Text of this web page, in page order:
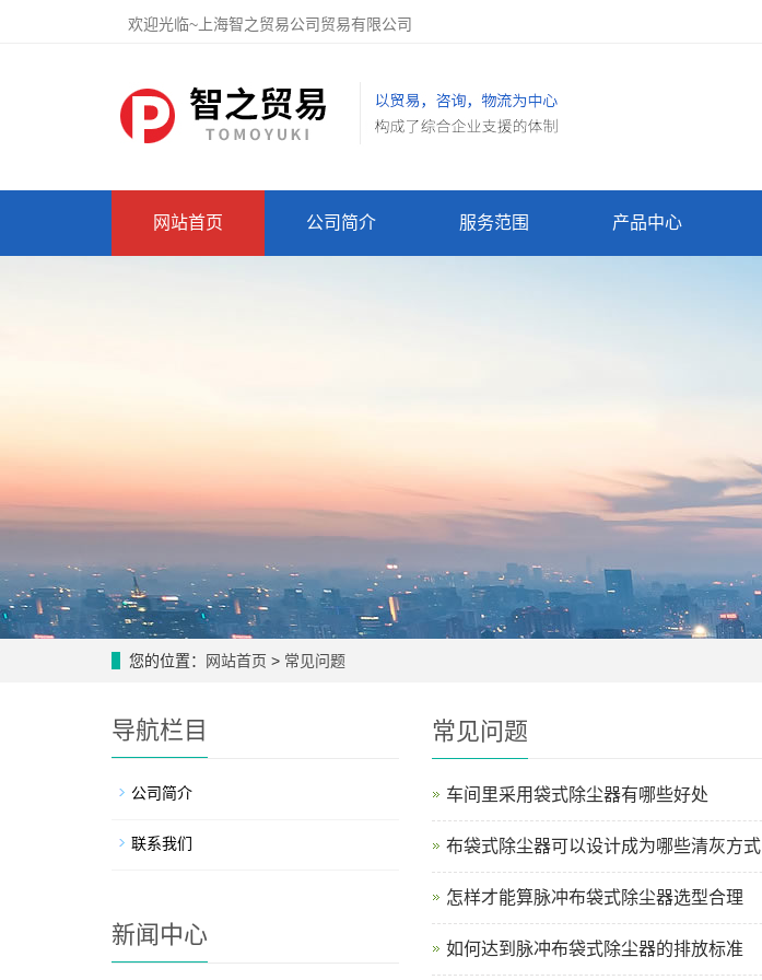
欢迎光临~上海智之贸易公司贸易有限公司
网站首页 公司简介 服务范围 产品中心
您的位置： 网站首页 > 常见问题
常见问题
车间里采用袋式除尘器有哪些好处
布袋式除尘器可以设计成为哪些清灰方式
怎样才能算脉冲布袋式除尘器选型合理
如何达到脉冲布袋式除尘器的排放标准
导航栏目
公司简介
联系我们
新闻中心